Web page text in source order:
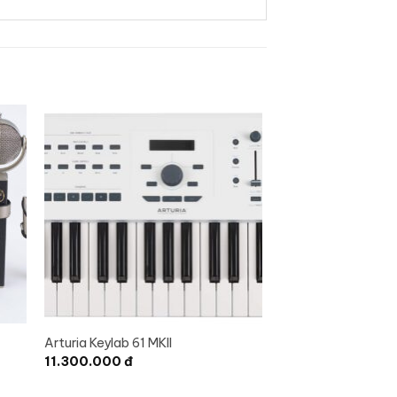
Arturia Keylab 61 MKII
11.300.000 đ